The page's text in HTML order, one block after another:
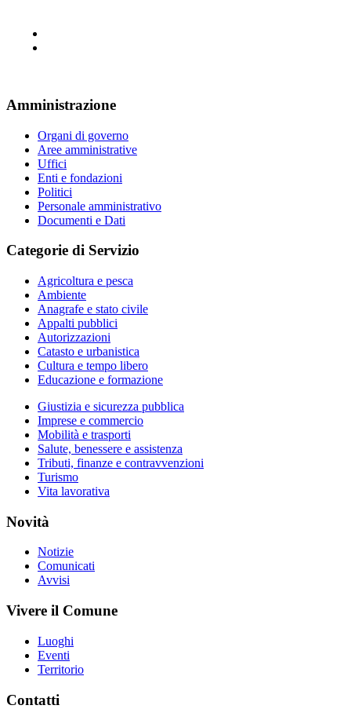
Amministrazione
Organi di governo
Aree amministrative
Uffici
Enti e fondazioni
Politici
Personale amministrativo
Documenti e Dati
Categorie di Servizio
Agricoltura e pesca
Ambiente
Anagrafe e stato civile
Appalti pubblici
Autorizzazioni
Catasto e urbanistica
Cultura e tempo libero
Educazione e formazione
Giustizia e sicurezza pubblica
Imprese e commercio
Mobilità e trasporti
Salute, benessere e assistenza
Tributi, finanze e contravvenzioni
Turismo
Vita lavorativa
Novità
Notizie
Comunicati
Avvisi
Vivere il Comune
Luoghi
Eventi
Territorio
Contatti